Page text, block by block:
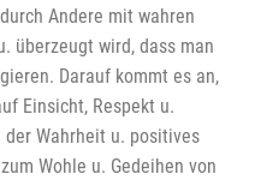
Andere mit wahren
überzeugt wird, dass man
Darauf kommt es an,
Einsicht, Respekt u.
Wahrheit u. positives
Wohle u. Gedeihen von